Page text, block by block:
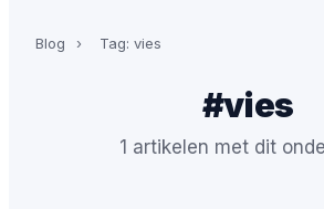
Blog › Tag: vies
#vies
1 artikelen met dit